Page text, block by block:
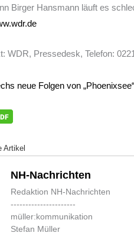
Birger Hansmann läuft es
WDR, Pressedesk, Telefon:
neue Folgen von „Phoenixsee“
Artikel
NH-Nachrichten
Redaktion NH-Nachrichten
----------------------
müller:kommunikation
Stefan Müller